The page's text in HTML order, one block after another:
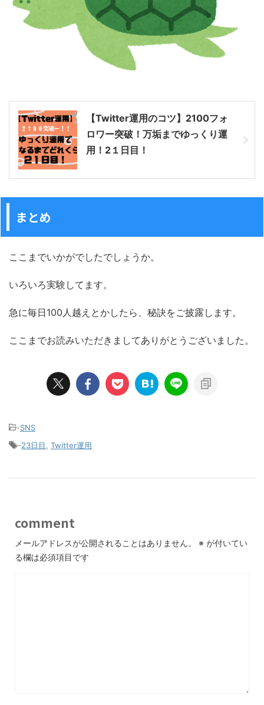
【Twitter運用のコツ】2100フォ
ロワー突破！万垢までゆっくり運
用！2１日目！
まとめ
ここまでいかがでしたでしょうか。
いろいろ実験してます。
急に毎日100人越えとかしたら、秘訣をご披露します。
ここまでお読みいただきましてありがとうございました。
-SNS
-23日目 Twitter運用
comment
メールアドレスが公開されることはありません。 ※ が付いてい
る欄は必須項目です